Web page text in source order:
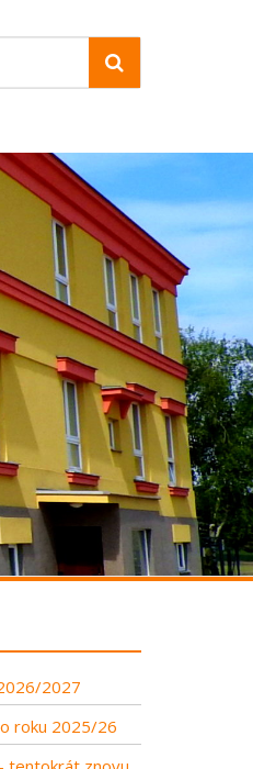
2027
roku 2025/26